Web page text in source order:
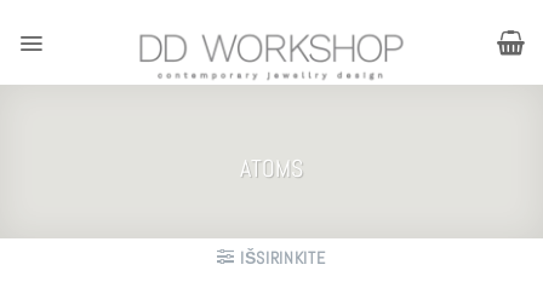
ATOMS
IŠSIRINKITE